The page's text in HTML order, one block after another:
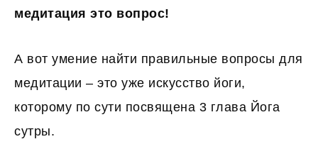
медитация это вопрос!
А вот умение найти правильные вопросы для
медитации – это уже искусство йоги,
которому по сути посвящена 3 глава Йога
сутры.